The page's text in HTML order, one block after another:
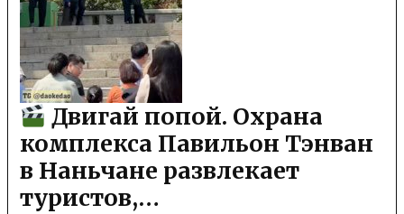
Двигай попой. Охрана
комплекса Павильон Тэнван
в Наньчане развлекает
туристов,…